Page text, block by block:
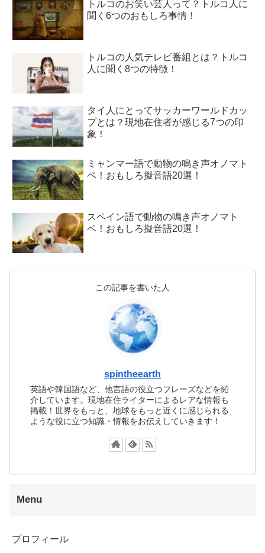
トルコのお笑い芸人って？トルコ人に
聞く6つのおもしろ事情！
トルコの人気テレビ番組とは？トルコ
人に聞く8つの特徴！
タイ人にとってサッカーワールドカッ
プとは？現地在住者が感じる7つの印
象！
ミャンマー語で動物の鳴き声オノマト
ペ！おもしろ擬音語20選！
スペイン語で動物の鳴き声オノマト
ペ！おもしろ擬音語20選！
この記事を書いた人
spintheearth
英語や韓国語など、他言語の役立つフレーズなどを紹
介しています。現地在住ライターによるレアな情報も
掲載！世界をもっと、地球をもっと近くに感じられる
ような役に立つ知識・情報をお伝えしていきます！
Menu
プロフィール